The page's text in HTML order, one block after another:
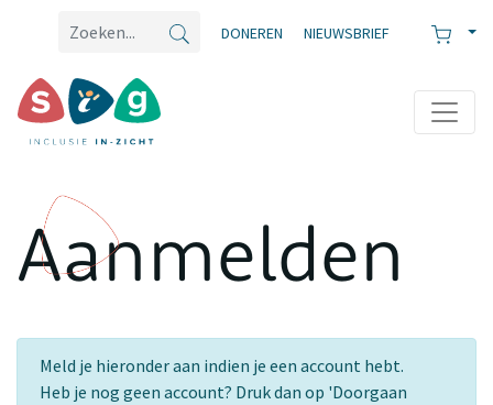
DONEREN NIEUWSBRIEF
Aanmelden
Meld je hieronder aan indien je een account hebt.
Heb je nog geen account? Druk dan op 'Doorgaan